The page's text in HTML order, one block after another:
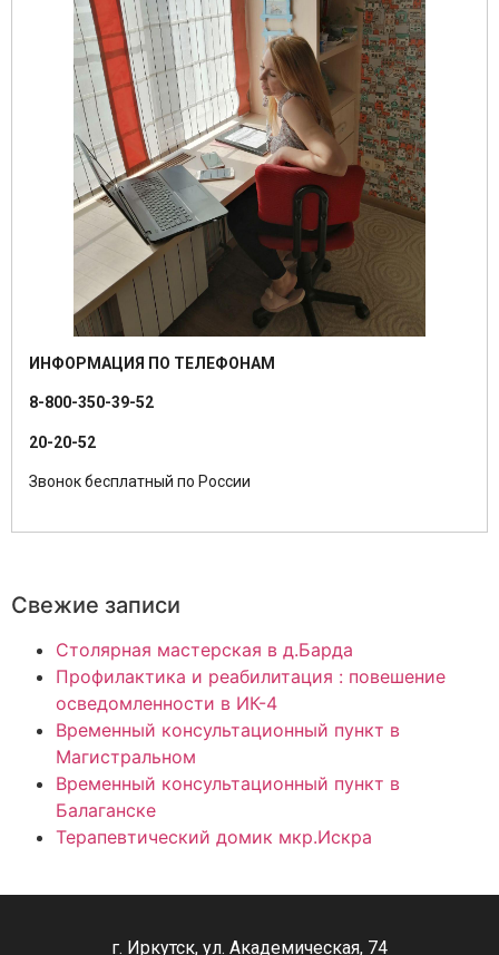
ИНФОРМАЦИЯ ПО ТЕЛЕФОНАМ
8-800-350-39-52
20-20-52
Звонок бесплатный по России
Свежие записи
Столярная мастерская в д.Барда
Профилактика и реабилитация : повешение
осведомленности в ИК-4
Временный консультационный пункт в
Магистральном
Временный консультационный пункт в
Балаганске
Терапевтический домик мкр.Искра
г. Иркутск, ул. Академическая, 74